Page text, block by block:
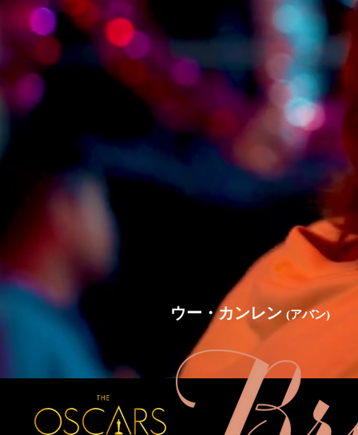
ウー・カンレン (アバン)